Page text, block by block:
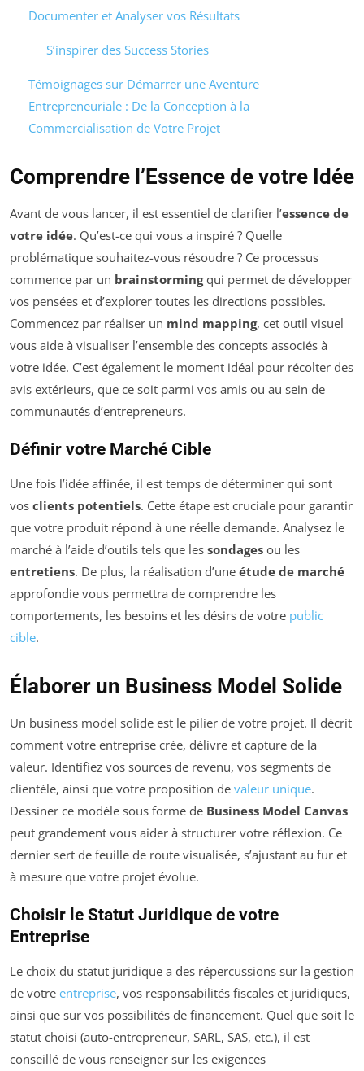
Documenter et Analyser vos Résultats
S’inspirer des Success Stories
Témoignages sur Démarrer une Aventure
Entrepreneuriale : De la Conception à la
Commercialisation de Votre Projet
Comprendre l’Essence de votre Idée
Avant de vous lancer, il est essentiel de clarifier l’essence de
votre idée. Qu’est-ce qui vous a inspiré ? Quelle
problématique souhaitez-vous résoudre ? Ce processus
commence par un brainstormingqui permet de développer
vos pensées et d’explorer toutes les directions possibles.
Commencez par réaliser un mind mapping, cet outil visuel
vous aide à visualiser l’ensemble des concepts associés à
votre idée. C’est également le moment idéal pour récolter des
avis extérieurs, que ce soit parmi vos amis ou au sein de
communautés d’entrepreneurs.
Définir votre Marché Cible
Une fois l’idée affinée, il est temps de déterminer qui sont
vos clients potentiels. Cette étape est cruciale pour garantir
que votre produit répond à une réelle demande. Analysez le
marché à l’aide d’outils tels que les sondages ou les
entretiens. De plus, la réalisation d’une étude de marché
approfondie vous permettra de comprendre les
comportements, les besoins et les désirs de votre public
cible.
Élaborer un Business Model Solide
Un business model solide est le pilier de votre projet. Il décrit
comment votre entreprise crée, délivre et capture de la
valeur. Identifiez vos sources de revenu, vos segments de
clientèle, ainsi que votre proposition de valeur unique.
Dessiner ce modèle sous forme de Business Model Canvas
peut grandement vous aider à structurer votre réflexion. Ce
dernier sert de feuille de route visualisée, s’ajustant au fur et
à mesure que votre projet évolue.
Choisir le Statut Juridique de votre
Entreprise
Le choix du statut juridique a des répercussions sur la gestion
de votre entreprise, vos responsabilités fiscales et juridiques,
ainsi que sur vos possibilités de financement. Quel que soit le
statut choisi (auto-entrepreneur, SARL, SAS, etc.), il est
conseillé de vous renseigner sur les exigences